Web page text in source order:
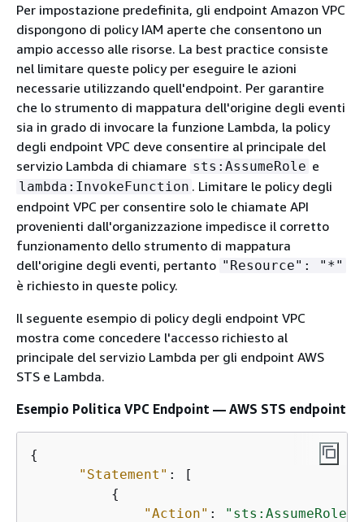
Per impostazione predefinita, gli endpoint Amazon VPC
dispongono di policy IAM aperte che consentono un
ampio accesso alle risorse. La best practice consiste
nel limitare queste policy per eseguire le azioni
necessarie utilizzando quell'endpoint. Per garantire
che lo strumento di mappatura dell'origine degli eventi
sia in grado di invocare la funzione Lambda, la policy
degli endpoint VPC deve consentire al principale del
servizio Lambda di chiamare sts:AssumeRole e
lambda:InvokeFunction . Limitare le policy degli
endpoint VPC per consentire solo le chiamate API
provenienti dall'organizzazione impedisce il corretto
funzionamento dello strumento di mappatura
dell'origine degli eventi, pertanto "Resource": "*"
è richiesto in queste policy.
Il seguente esempio di policy degli endpoint VPC
mostra come concedere l'accesso richiesto al
principale del servizio Lambda per gli endpoint AWS
STS e Lambda.
Esempio Politica VPC Endpoint — AWS STS endpoint
{
"Statement" : [
{
"Action" : "sts:AssumeRole"